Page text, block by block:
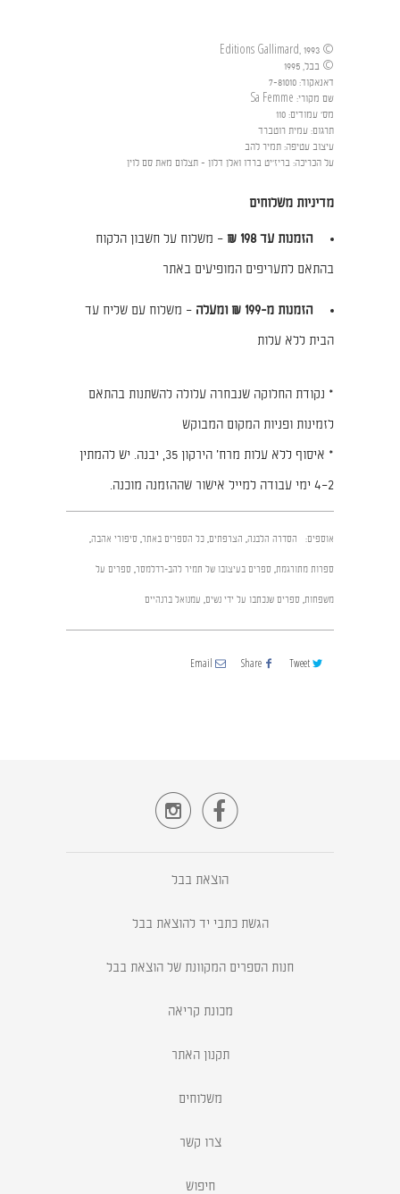
© Editions Gallimard, 1993
© בבל, 1995
דאנאקוד:
7-81010
שם מקורי:
Sa Femme
מס' עמודים:
110
תרגום: עמית רוטברד
עיצוב עטיפה: תמיר להב
על הכריכה: בריז'יט ברדו ואלן דלון - תצלום מאת סם לוין
מדיניות משלוחים
הזמנות עד 198 ₪
– משלוח על חשבון הלקוח
בהתאם לתעריפים המופיעים באתר
הזמנות מ-199 ₪ ומעלה
– משלוח עם שליח עד
הבית ללא עלות
* נקודת החלוקה שנבחרה עלולה להשתנות בהתאם
לזמינות ופניות המקום המבוקש
* איסוף ללא עלות מרח׳ הירקון 35, יבנה. יש להמתין
2–4 ימי עבודה למייל אישור שההזמנה מוכנה.
אוספים: הסדרה הלבנה, הצרפתים, כל הספרים באתר, סיפורי אהבה,
ספרות מתורגמת, ספרים בעיצובו של תמיר להב-רדלמסר, ספרים על
משפחות, ספרים שנכתבו על ידי נשים, עמנואל ברנהיים
Tweet
Share
Email


הוצאת בבל
הגשת כתבי יד להוצאת בבל
חנות הספרים המקוונת של הוצאת בבל
מכונת קריאה
תקנון האתר
משלוחים
צרו קשר
חיפוש